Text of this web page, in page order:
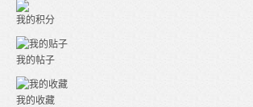
我的积分
我的帖子
我的收藏